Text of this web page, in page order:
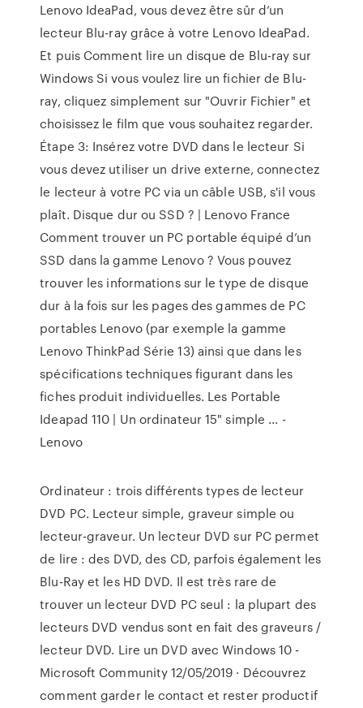
Lenovo IdeaPad, vous devez être sûr d’un
lecteur Blu-ray grâce à votre Lenovo IdeaPad.
Et puis Comment lire un disque de Blu-ray sur
Windows Si vous voulez lire un fichier de Blu-
ray, cliquez simplement sur "Ouvrir Fichier" et
choisissez le film que vous souhaitez regarder.
Étape 3: Insérez votre DVD dans le lecteur Si
vous devez utiliser un drive externe, connectez
le lecteur à votre PC via un câble USB, s'il vous
plaît. Disque dur ou SSD ? | Lenovo France
Comment trouver un PC portable équipé d’un
SSD dans la gamme Lenovo ? Vous pouvez
trouver les informations sur le type de disque
dur à la fois sur les pages des gammes de PC
portables Lenovo (par exemple la gamme
Lenovo ThinkPad Série 13) ainsi que dans les
spécifications techniques figurant dans les
fiches produit individuelles. Les Portable
Ideapad 110 | Un ordinateur 15" simple ... -
Lenovo
Ordinateur : trois différents types de lecteur
DVD PC. Lecteur simple, graveur simple ou
lecteur-graveur. Un lecteur DVD sur PC permet
de lire : des DVD, des CD, parfois également les
Blu-Ray et les HD DVD. Il est très rare de
trouver un lecteur DVD PC seul : la plupart des
lecteurs DVD vendus sont en fait des graveurs /
lecteur DVD. Lire un DVD avec Windows 10 -
Microsoft Community 12/05/2019 · Découvrez
comment garder le contact et rester productif